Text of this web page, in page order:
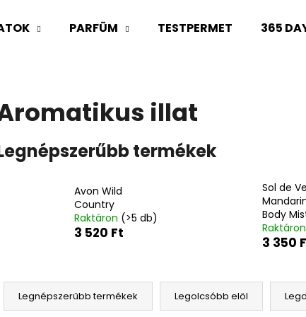
PARFÜM TESTPERMET 365
illat
termékek
Avon Wild
Country
Raktáron (>5 db)
3 520 Ft
Sol de
Body
Raktáron
3 350
T
Legnépszerűbb termékek Legolcsóbb elöl
Ajánljuk